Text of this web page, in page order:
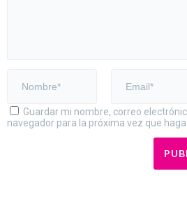
Guardar mi nombre, correo
navegador para la próxima vez que